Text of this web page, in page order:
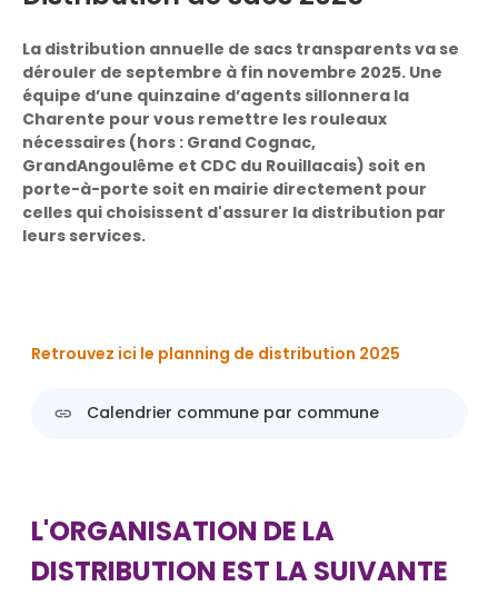
La distribution annuelle de sacs transparents va se
dérouler de septembre à fin novembre 2025. Une
équipe d’une quinzaine d’agents sillonnera la
Charente pour vous remettre les rouleaux
nécessaires (hors : Grand Cognac,
GrandAngoulême et CDC du Rouillacais) soit en
porte-à-porte soit en mairie directement pour
celles qui choisissent d'assurer la distribution par
leurs services.
Retrouvez ici le planning de distribution 2025
Calendrier commune par commune
L'ORGANISATION DE LA
DISTRIBUTION EST LA SUIVANTE